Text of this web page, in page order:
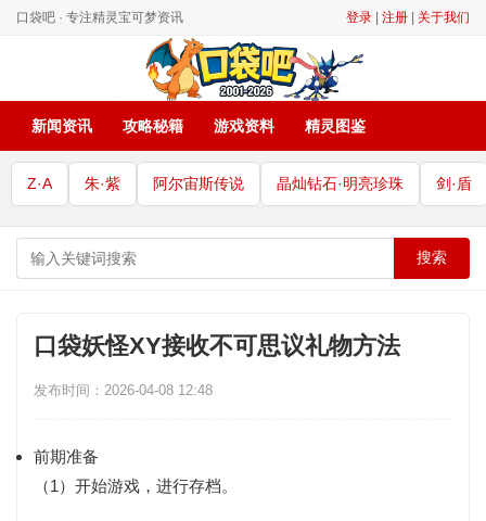
口袋吧 · 专注精灵宝可梦资讯 登录 注册 关于我们
新闻资讯 攻略秘籍 游戏资料 精灵图鉴
Z·A 朱·紫 阿尔宙斯传说 晶灿钻石·明亮珍珠 剑·盾
搜索
口袋妖怪XY接收不可思议礼物方法
发布时间：2026-04-08 12:48
前期准备
（1）开始游戏，进行存档。